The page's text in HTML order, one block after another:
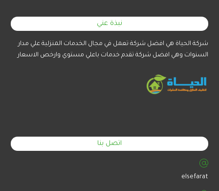
نبذة عني
شركة الحياة هي افضل شركة تعمل في مجال الخدمات المنزلية علي مدار
السنوات وهي افضل شركة تقدم خدمات باعلي مستوي وارخص الاسعار
اتصل بنا
elsefarat